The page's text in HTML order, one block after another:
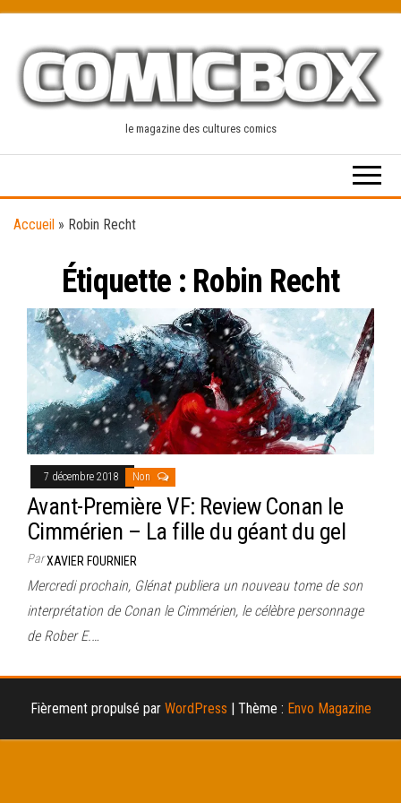
content
le magazine des cultures comics
Accueil » Robin Recht
Étiquette : Robin Recht
7 décembre 2018 Non
Avant-Première VF: Review Conan le
Cimmérien – La fille du géant du gel
ParXAVIER FOURNIER
Mercredi prochain, Glénat publiera un nouveau tome de son
interprétation de Conan le Cimmérien, le célèbre personnage
de Rober E.…
Fièrement propulsé par WordPress Thème : Envo Magazine